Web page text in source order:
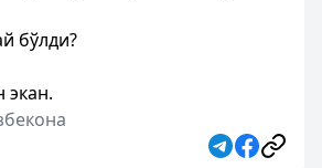
бўлди?
экан.